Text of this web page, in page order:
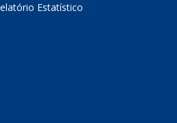
Estatístico